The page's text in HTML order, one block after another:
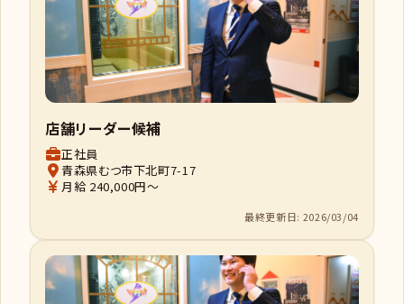
店舗リーダー候補
正社員
青森県むつ市下北町7-17
月給 240,000円～
最終更新日: 2026/03/04